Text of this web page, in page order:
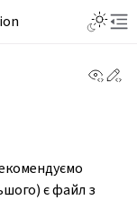
є файл з